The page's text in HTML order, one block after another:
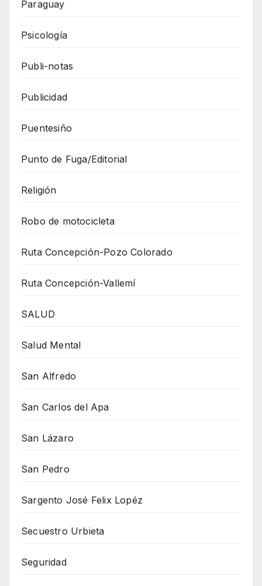
Paraguay
Psicología
Publi-notas
Publicidad
Puentesiño
Punto de Fuga/Editorial
Religión
Robo de motocicleta
Ruta Concepción-Pozo Colorado
Ruta Concepción-Vallemí
SALUD
Salud Mental
San Alfredo
San Carlos del Apa
San Lázaro
San Pedro
Sargento José Felix Lopéz
Secuestro Urbieta
Seguridad